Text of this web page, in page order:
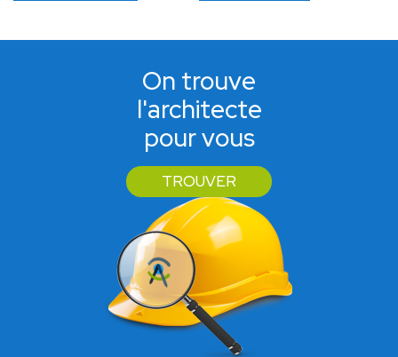
On trouve
l'architecte
pour vous
TROUVER